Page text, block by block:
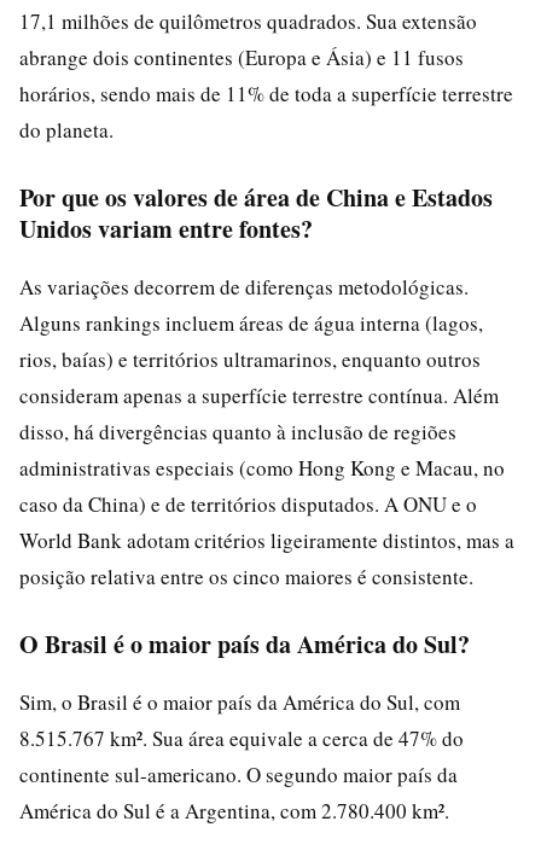
17,1 milhões de quilômetros quadrados. Sua extensão
abrange dois continentes (Europa e Ásia) e 11 fusos
horários, sendo mais de 11% de toda a superfície terrestre
do planeta.
Por que os valores de área de China e Estados
Unidos variam entre fontes?
As variações decorrem de diferenças metodológicas.
Alguns rankings incluem áreas de água interna (lagos,
rios, baías) e territórios ultramarinos, enquanto outros
consideram apenas a superfície terrestre contínua. Além
disso, há divergências quanto à inclusão de regiões
administrativas especiais (como Hong Kong e Macau, no
caso da China) e de territórios disputados. A ONU e o
World Bank adotam critérios ligeiramente distintos, mas a
posição relativa entre os cinco maiores é consistente.
O Brasil é o maior país da América do Sul?
Sim, o Brasil é o maior país da América do Sul, com
8.515.767 km². Sua área equivale a cerca de 47% do
continente sul-americano. O segundo maior país da
América do Sul é a Argentina, com 2.780.400 km².